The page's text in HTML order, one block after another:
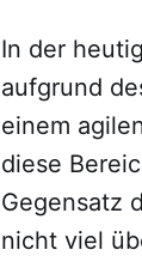
In der
aufgrund
einem
diese
Gegensatz
nicht viel